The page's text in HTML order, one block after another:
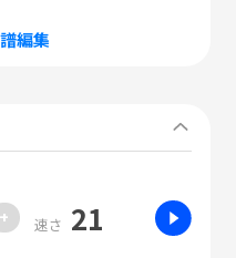
編集
+ 速さ 21